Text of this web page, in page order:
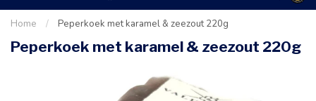
Home / Peperkoek met karamel & zeezout 220g
Peperkoek met karamel & zeezout 220g